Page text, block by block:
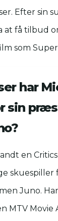
Efter sin
at få tilbud
som
har
sin
en
skuespiller
Juno.
MTV Movie